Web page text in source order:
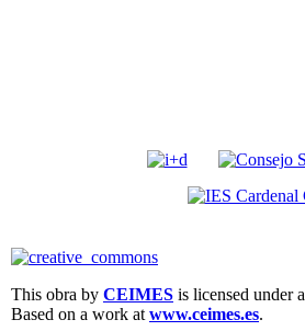
This obra by CEIMES is licensed under a
Based on a work at www.ceimes.es.